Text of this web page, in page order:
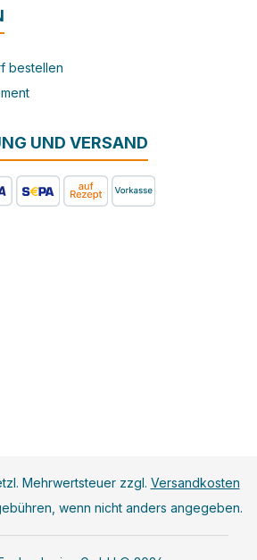
bestellen
UND VERSAND
Mehrwertsteuer zzgl. Versandkosten
wenn nicht anders angegeben.